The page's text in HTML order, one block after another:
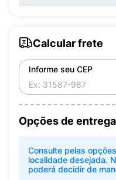
Calcular frete
Informe seu CEP
Opções de entrega
Consulte pelas
localidade desejada.
poderá decidir de